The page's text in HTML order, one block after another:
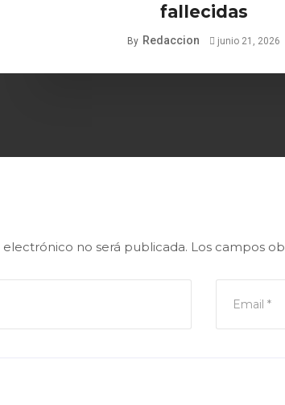
fallecidas
By Redaccion junio 21, 2026
no será publicada. Los campos